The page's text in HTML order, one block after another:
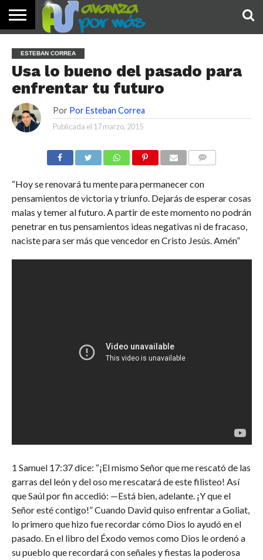
PALABRA
DE HOY
DEVOCIONALES
NOTICIAS
TESTIMONIOS
ORACIONES
SOBRE
NOSOTROS
IMÁGENES
ESTEBAN CORREA
Usa lo bueno del pasado para
enfrentar tu futuro
Por Por Esteban Correa
Publicada el 17 marzo, 2015
“Hoy se renovará tu mente para permanecer con
pensamientos de victoria y triunfo. Dejarás de esperar cosas
malas y temer al futuro. A partir de este momento no podrán
penetrar en tus pensamientos ideas negativas ni de fracaso,
naciste para ser más que vencedor en Cristo Jesús. Amén”
1 Samuel 17:37 dice: “¡El mismo Señor que me rescató de las
garras del león y del oso me rescatará de este filisteo! Así
que Saúl por fin accedió: —Está bien, adelante. ¡Y que el
Señor esté contigo!” Cuando David quiso enfrentar a Goliat,
lo primero que hizo fue recordar cómo Dios lo ayudó en el
pasado. En el libro del Éxodo vemos como Dios le ordenó a
su pueblo que recordará con señales y fiestas la poderosa